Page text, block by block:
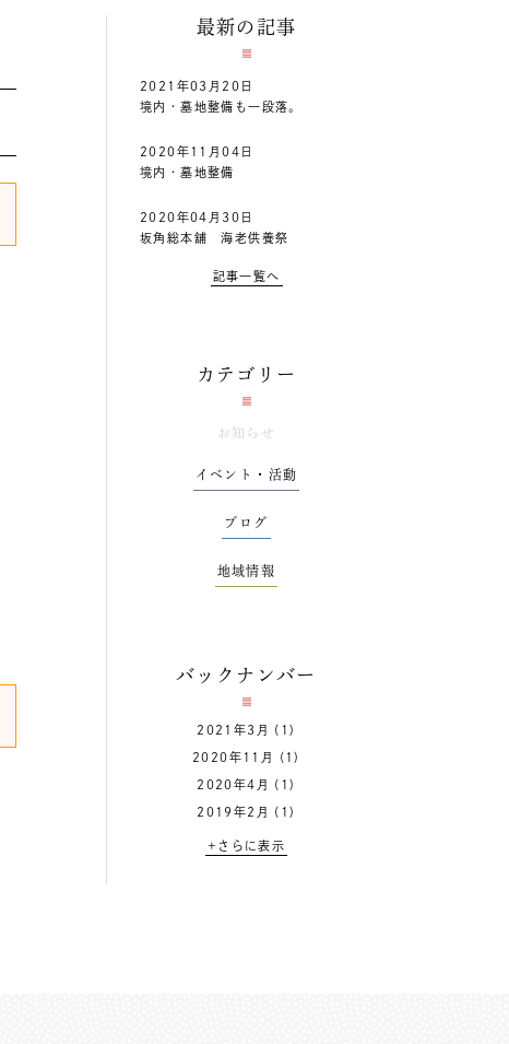
最新の記事
2021年03月20日
境内・墓地整備も一段落。
2020年11月04日
境内・墓地整備
2020年04月30日
坂角総本舖 海老供養祭
記事一覧へ
カテゴリー
お知らせ
イベント・活動
ブログ
地域情報
バックナンバー
2021年3月 (1)
2020年11月 (1)
2020年4月 (1)
2019年2月 (1)
+さらに表示